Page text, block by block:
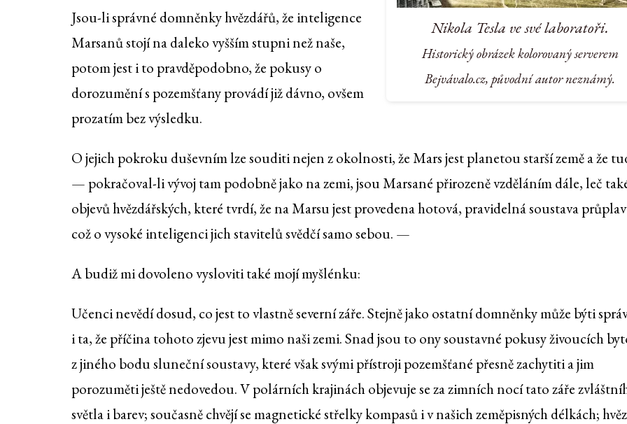
Nikola Tesla ve své laboratoři.
Historický obrázek kolorovaný serverem
Bejvávalo.cz, původní autor neznámý.
Jsou-li správné domněnky hvězdářů, že inteligence
Marsanů stojí na daleko vyšším stupni než naše,
potom jest i to pravděpodobno, že pokusy o
dorozumění s pozemšťany provádí již dávno, ovšem
prozatím bez výsledku.
O jejich pokroku duševním lze souditi nejen z okolnosti, že Mars jest planetou starší země a že
— pokračoval-li vývoj tam podobně jako na zemi, jsou Marsané přirozeně vzděláním dále, leč
objevů hvězdářských, které tvrdí, že na Marsu jest provedena hotová, pravidelná soustava
což o vysoké inteligenci jich stavitelů svědčí samo sebou. —
A budiž mi dovoleno vysloviti také mojí myšlénku:
Učenci nevědí dosud, co jest to vlastně severní záře. Stejně jako ostatní domněnky může býti
i ta, že příčina tohoto zjevu jest mimo naši zemi. Snad jsou to ony soustavné pokusy živoucích
z jiného bodu sluneční soustavy, které však svými přístroji pozemšťané přesně zachytiti a jim
porozuměti ještě nedovedou. V polárních krajinách objevuje se za zimních nocí tato záře
světla i barev; současně chvějí se magnetické střelky kompasů i v našich zeměpisných délkách;